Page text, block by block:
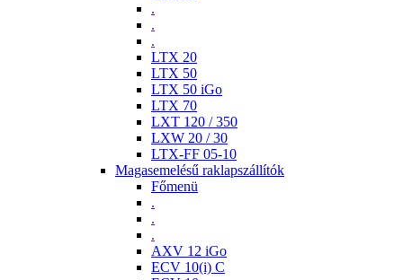
.
.
.
LTX 20
LTX 50
LTX 50 iGo
LTX 70
LXT 120 / 350
LXW 20 / 30
LTX-FF 05-10
Magasemelésű raklapszállítók
Főmenü
.
.
.
AXV 12 iGo
ECV 10(i) C